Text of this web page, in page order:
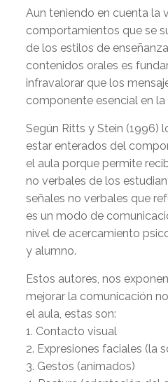
Aun teniendo en cuenta la
comportamientos que se
de los estilos de
contenidos orales es
infravalorar que los
componente esencial en la
Según Ritts y Stein (1996)
estar enterados del
el aula porque permite
no verbales de los
señales no verbales que
es un modo de
nivel de acercamiento
y alumno.
Estos autores, nos
mejorar la comunicación
el aula, estas son:
1. Contacto visual
2. Expresiones faciales (la
3. Gestos (animados)